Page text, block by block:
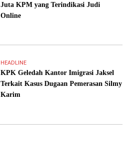
Juta KPM yang Terindikasi Judi
Online
HEADLINE
KPK Geledah Kantor Imigrasi Jaksel
Terkait Kasus Dugaan Pemerasan Silmy
Karim